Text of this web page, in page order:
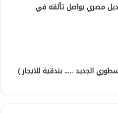
مصري يواصل تألقه في
الجديد ….. بندقية للايجار )